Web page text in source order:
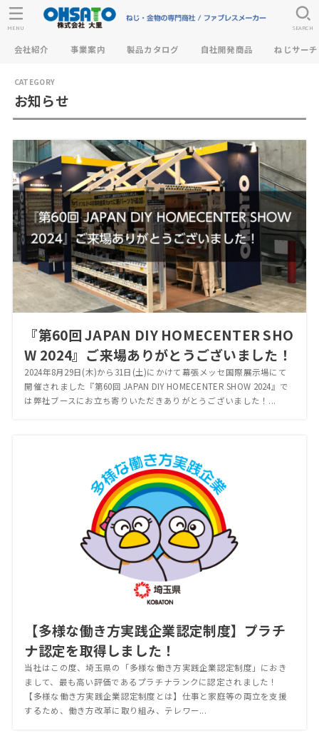
会社紹介 事業案内 製品カタログ 自社開発商品 ねじサーチ
SEARCH
MENU
お知らせ
『第60回 JAPAN DIY HOMECENTER SHO
W 2024』ご来場ありがとうございました！
2024年8月29日(木)から31日(土)にかけて幕張メッセ国際展示場にて
開催されました『第60回 JAPAN DIY HOMECENTER SHOW 2024』で
は弊社ブースにお立ち寄りいただきありがとうございました！...
【多様な働き方実践企業認定制度】プラチ
ナ認定を取得しました！
当社はこの度、埼玉県の「多様な働き方実践企業認定制度」におき
まして、最も高い評価であるプラチナランクに認定されました！
【多様な働き方実践企業認定制度とは】仕事と家庭等の両立を支援
するため、働き方改革に取り組み、テレワー...